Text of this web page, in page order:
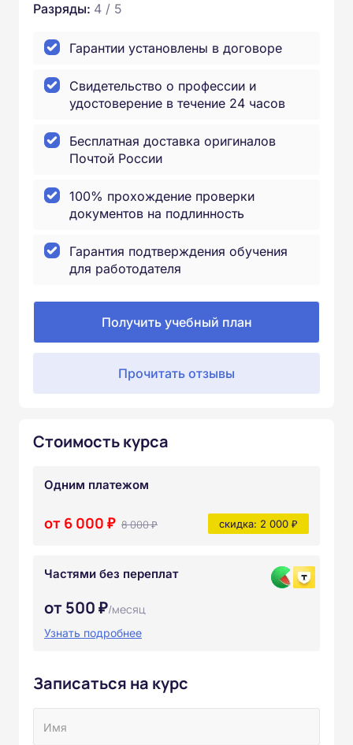
Разряды: 4 / 5
Гарантии установлены в договоре
Свидетельство о профессии и
удостоверение в течение 24 часов
Бесплатная доставка оригиналов
Почтой России
100% прохождение проверки
документов на подлинность
Гарантия подтверждения обучения
для работодателя
Получить учебный план
Прочитать отзывы
Стоимость курса
Одним платежом
от 6 000 ₽ 8 000 ₽ скидка: 2 000 ₽
Частями без переплат
от 500 ₽/месяц
Узнать подробнее
Записаться на курс